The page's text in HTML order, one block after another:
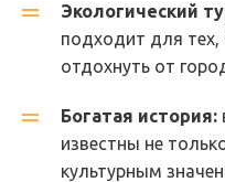
Экологический
подходит для тех,
отдохнуть от
Богатая история:
известны не
культурным